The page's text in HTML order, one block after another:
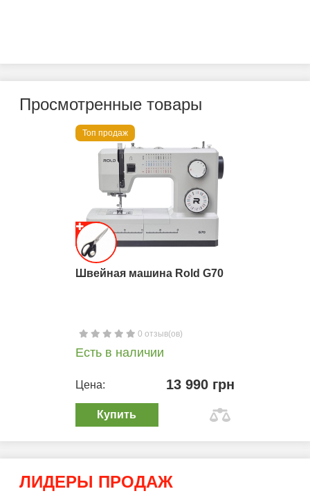
Просмотренные товары
Топ продаж
Швейная машина Rold G70
0 отзыв(ов)
Есть в наличии
Цена: 13 990 грн
Купить
ЛИДЕРЫ ПРОДАЖ